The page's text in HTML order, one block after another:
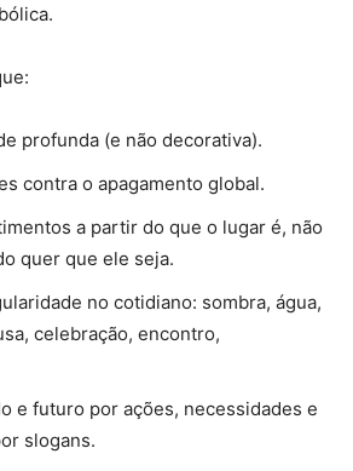
profunda (e não decorativa).
contra o apagamento global.
a partir do que o lugar é, não
quer que ele seja.
no cotidiano: sombra, água,
celebração, encontro,
e futuro por ações, necessidades e
slogans.